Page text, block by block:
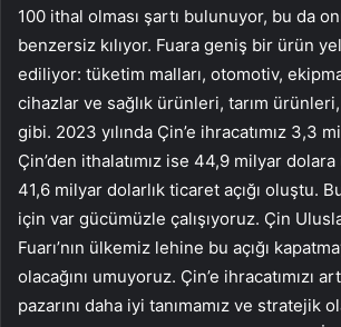
100 ithal olması şartı bulunuyor, bu da
benzersiz kılıyor. Fuara geniş bir ürün
ediliyor: tüketim malları, otomotiv,
cihazlar ve sağlık ürünleri, tarım
gibi. 2023 yılında Çin’e ihracatımız 3,3
Çin’den ithalatımız ise 44,9 milyar
41,6 milyar dolarlık ticaret açığı oluştu.
için var gücümüzle çalışıyoruz. Çin
Fuarı’nın ülkemiz lehine bu açığı
olacağını umuyoruz. Çin’e ihracatımızı
pazarını daha iyi tanımamız ve stratejik